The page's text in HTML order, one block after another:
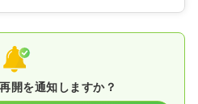
開を通知しますか？